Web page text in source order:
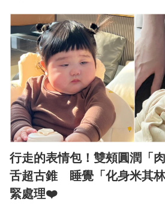
行走的表情包！雙頰圓潤「
舌超古錐 睡覺「化身米其
緊處理❤️